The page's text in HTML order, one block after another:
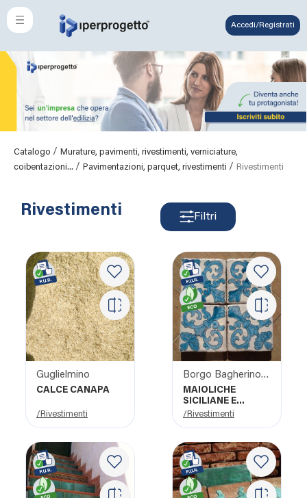
Accedi/Registrati
Catalogo / Murature, pavimenti, rivestimenti, verniciature,
coibentazioni... / Pavimentazioni, parquet, rivestimenti / Rivestimenti
Rivestimenti Filtri
Guglielmino
CALCE CANAPA
/Rivestimenti
Borgo Bagherino s.a.s
MAIOLICHE
SICILIANE E
PANNELLO
/Rivestimenti